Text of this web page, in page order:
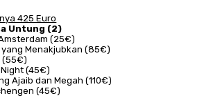
425 Euro
Untung (2)
(25€)
yang Menakjubkan (85€)
(55€)
Night (45€)
Ajaib dan Megah (110€)
(45€)